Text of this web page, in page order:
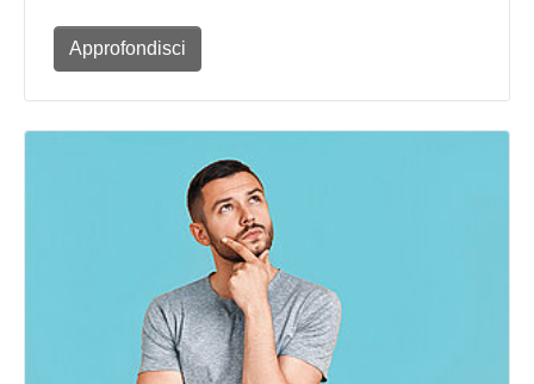
Approfondisci